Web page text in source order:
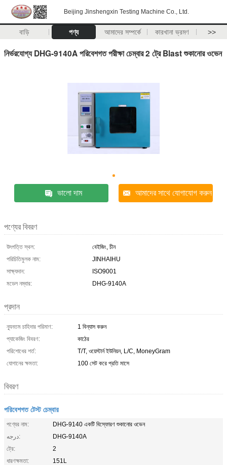
Beijing Jinshengxin Testing Machine Co., Ltd.
বাড়ি পণ্য আমাদের সম্পর্কে কারখানা ভ্রমণ >>
নির্ভরযোগ্য DHG-9140A পরিবেশগত পরীক্ষা চেম্বার 2 ট্রে Blast শুকানোর ওভেন
ভালো দাম আমাদের সাথে যোগাযোগ করুন
পণ্যের বিবরণ
উৎপত্তি স্থল:
বেইজিং, চীন
পরিচিতিমুলক নাম:
JINHAIHU
সাক্ষ্যদান:
ISO9001
মডেল নম্বার:
DHG-9140A
প্রদান
ন্যূনতম চাহিদার পরিমাণ:
1 বিন্যাস করুন
প্যাকেজিং বিবরণ:
কাঠের
পরিশোধের শর্ত:
T/T, ওয়েস্টার্ন ইউনিয়ন, L/C, MoneyGram
যোগানের ক্ষমতা:
100 সেট করে প্রতি মাসে
বিবরণ
পরিবেশগত টেস্ট চেম্বার
পণ্যের নাম:
DHG-9140 একটি বিস্ফোরণ শুকানোর ওভেন
درجه:
DHG-9140A
ট্রে:
2
ধারণক্ষমতা:
151L